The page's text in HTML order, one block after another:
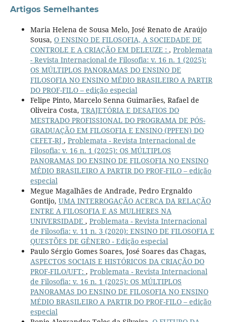
Artigos Semelhantes
Maria Helena de Sousa Melo, José Renato de Araújo
Sousa, O ENSINO DE FILOSOFIA, A SOCIEDADE DE
CONTROLE E A CRIAÇÃO EM DELEUZE : , Problemata
- Revista Internacional de Filosofia: v. 16 n. 1 (2025):
OS MÚLTIPLOS PANORAMAS DO ENSINO DE
FILOSOFIA NO ENSINO MÉDIO BRASILEIRO A PARTIR
DO PROF-FILO – edição especial
Felipe Pinto, Marcelo Senna Guimarães, Rafael de
Oliveira Costa, TRAJETÓRIA E DESAFIOS DO
MESTRADO PROFISSIONAL DO PROGRAMA DE PÓS-
GRADUAÇÃO EM FILOSOFIA E ENSINO (PPFEN) DO
CEFET-RJ , Problemata - Revista Internacional de
Filosofia: v. 16 n. 1 (2025): OS MÚLTIPLOS
PANORAMAS DO ENSINO DE FILOSOFIA NO ENSINO
MÉDIO BRASILEIRO A PARTIR DO PROF-FILO – edição
especial
Megue Magalhães de Andrade, Pedro Ergnaldo
Gontijo, UMA INTERROGAÇÃO ACERCA DA RELAÇÃO
ENTRE A FILOSOFIA E AS MULHERES NA
UNIVERSIDADE , Problemata - Revista Internacional
de Filosofia: v. 11 n. 3 (2020): ENSINO DE FILOSOFIA E
QUESTÕES DE GÊNERO - Edição especial
Paulo Sérgio Gomes Soares, José Soares das Chagas,
ASPECTOS SOCIAIS E HISTÓRICOS DA CRIAÇÃO DO
PROF-FILO/UFT: , Problemata - Revista Internacional
de Filosofia: v. 16 n. 1 (2025): OS MÚLTIPLOS
PANORAMAS DO ENSINO DE FILOSOFIA NO ENSINO
MÉDIO BRASILEIRO A PARTIR DO PROF-FILO – edição
especial